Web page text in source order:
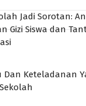
Jadi Sorotan:
Gizi Siswa dan
Dan Keteladanan